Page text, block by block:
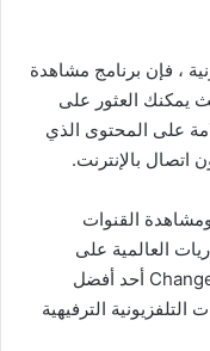
، فإن برنامج مشاهدة
يمكنك العثور على
على المحتوى الذي
اتصال بالإنترنت.
القنوات
العالمية على
الاندرويد يعد تطبيق Change TV أو Change Live أحد أفضل
الترفيهية